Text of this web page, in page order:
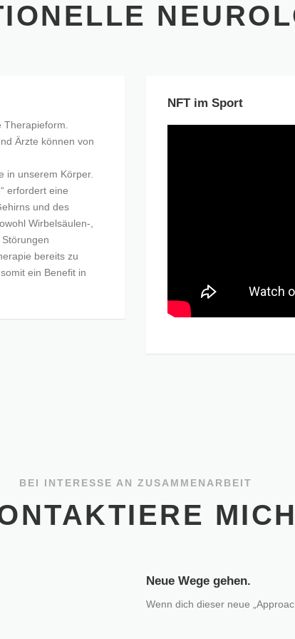
Ärzte können von
in unserem Körper.
erfordert eine
und des
Wirbelsäulen-,
bereits zu
ein Benefit in
NFT im Sport
BEI INTERESSE AN ZUSAMMENARBEIT
Neue Wege gehen.
Wenn dich dieser neue